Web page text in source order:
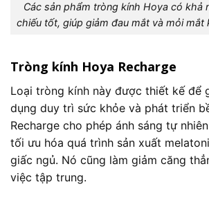
Các sản phẩm tròng kính Hoya có khả
chiếu tốt, giúp giảm đau mắt và mỏi mắt
Tròng kính Hoya Recharge
Loại tròng kính này được thiết kế để
dụng duy trì sức khỏe và phát triển
Recharge cho phép ánh sáng tự
tối ưu hóa quá trình sản xuất
giấc ngủ. Nó cũng làm giảm căng
việc tập trung.